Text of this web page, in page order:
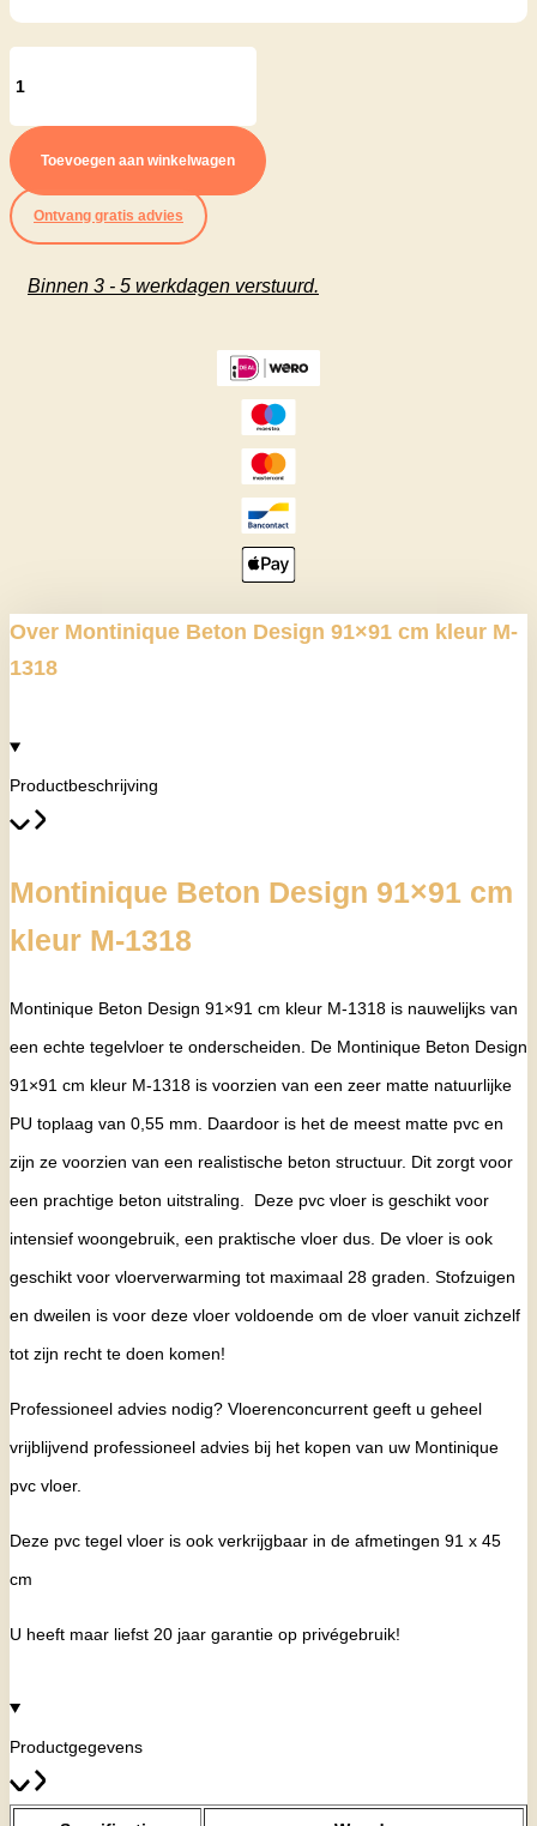
Design
91x91
cm
M-
Toevoegen aan winkelwagen
Ontvang gratis advies
Binnen 3 - 5 werkdagen verstuurd.
Over Montinique Beton Design 91×91 cm kleur M-
1318
Productbeschrijving
Montinique Beton Design 91×91 cm
kleur M-1318
Montinique Beton Design 91×91 cm kleur M-1318 is nauwelijks van
een echte tegelvloer te onderscheiden. De Montinique Beton Design
91×91 cm kleur M-1318 is voorzien van een zeer matte natuurlijke
PU toplaag van 0,55 mm. Daardoor is het de meest matte pvc en
zijn ze voorzien van een realistische beton structuur. Dit zorgt voor
een prachtige beton uitstraling. Deze pvc vloer is geschikt voor
intensief woongebruik, een praktische vloer dus. De vloer is ook
geschikt voor vloerverwarming tot maximaal 28 graden. Stofzuigen
en dweilen is voor deze vloer voldoende om de vloer vanuit zichzelf
tot zijn recht te doen komen!
Professioneel advies nodig? Vloerenconcurrent geeft u geheel
vrijblijvend professioneel advies bij het kopen van uw Montinique
pvc vloer.
Deze pvc tegel vloer is ook verkrijgbaar in de afmetingen 91 x 45
cm
U heeft maar liefst 20 jaar garantie op privégebruik!
Productgegevens